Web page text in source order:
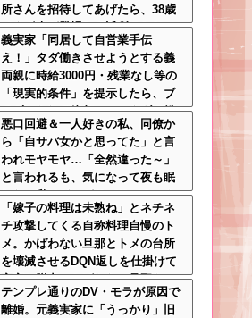
所さんを招待してあげたら、38歳
メタボ夫が登場して近所のおじい
さんが大爆発する事態に
義実家「同居して自営業手伝
え！」タダ働きさせようとする義
両親に時給3000円・残業なし等の
「現実的条件」を提示したら、ブ
チギレられて絶句ｗｗ←タダで働
く嫁がいるわけないだろ
悪口回避＆一人好きの私、同僚か
ら「自サバ女かと思ってた」と言
われモヤモヤ…「全然違った～」
と言われるも、気になって夜も眠
れない私はどこがサバサバ？←ネ
チネチ気にしてる時点で自サバじ
ゃない
「嫁子の料理は未熟ね」とネチネ
チ攻撃してくる自称料理自慢のト
メ。かばわない旦那とトメの台所
を壊滅させるDQN返しを仕掛けて
実家に脱出←かばわない旦那も一
緒に痛い目見ろ
テンプレ通りのDV・モラが原因で
離婚。元義実家に「うっかり」旧